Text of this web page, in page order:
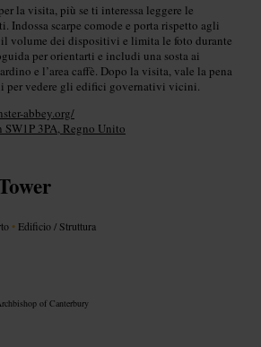
la visita, più se ti interessa leggere le
Indossa scarpe comode e porta rispetto agli
volume dei dispositivi e limita le foto durante
per orientarti e includi una sosta ai
e l’area caffè. Dopo la visita, vale la pena
per vedere gli edifici governativi vicini.
abbey.org/
SW1P 3PA, Regno Unito
• Edificio / Struttura
of Canterbury